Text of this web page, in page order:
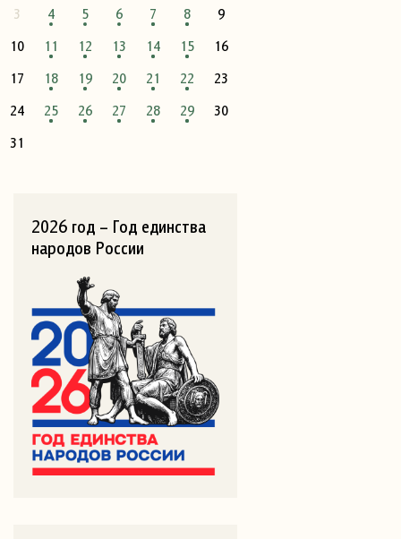
3
4 5 6 7 8
9
10
11 12 13 14 15
16
17
18 19 20 21 22
23
24
25 26 27 28 29
30
31
2026 год – Год единства
народов России